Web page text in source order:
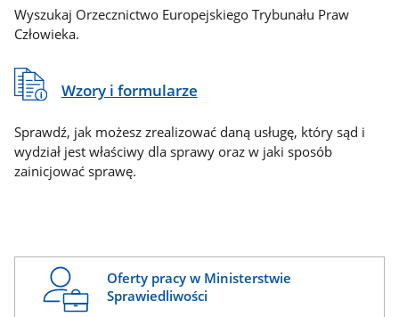
Wyszukaj Orzecznictwo Europejskiego Trybunału Praw
Człowieka.
Wzory i formularze
Sprawdź, jak możesz zrealizować daną usługę, który sąd i
wydział jest właściwy dla sprawy oraz w jaki sposób
zainicjować sprawę.
Oferty pracy w Ministerstwie
Sprawiedliwości